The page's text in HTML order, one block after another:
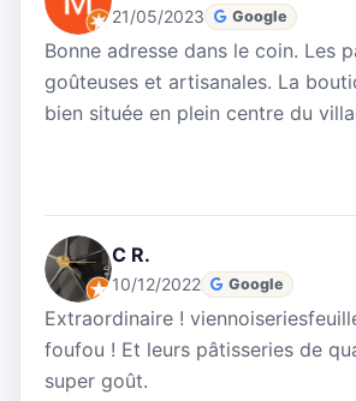
21/05/2023 Google
Bonne adresse dans le coin. Les
goûteuses et artisanales. La
bien située en plein centre du
C R.
10/12/2022 Google
Extraordinaire !
foufou ! Et leurs pâtisseries de
super goût.